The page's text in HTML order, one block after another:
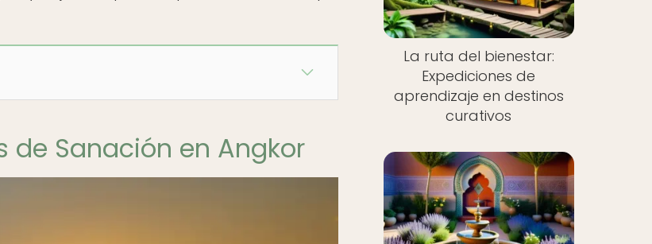
de Sanación en Angkor
La ruta del bienestar:
Expediciones de
aprendizaje en destinos
curativos